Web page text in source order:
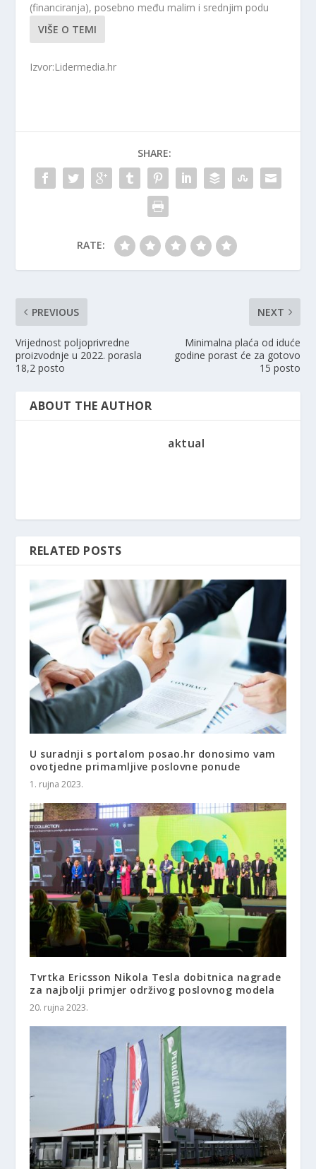
(financiranja), posebno među malim i srednjim podu
VIŠE O TEMI
Izvor:Lidermedia.hr
SHARE:
RATE:
PREVIOUS
Vrijednost poljoprivredne
proizvodnje u 2022. porasla
18,2 posto
NEXT
Minimalna plaća od iduće
godine porast će za gotovo
15 posto
ABOUT THE AUTHOR
aktual
RELATED POSTS
U suradnji s portalom posao.hr donosimo vam
ovotjedne primamljive poslovne ponude
1. rujna 2023.
Tvrtka Ericsson Nikola Tesla dobitnica nagrade
za najbolji primjer održivog poslovnog modela
20. rujna 2023.